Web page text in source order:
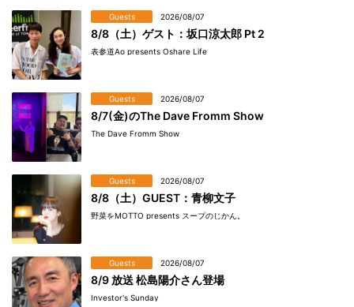
Guests 2026/08/07
8/8（土）ゲスト：坂口涼太郎 Pt 2
表参道Ao presents Oshare Life
Guests 2026/08/07
8/7(金)のThe Dave Fromm Show
The Dave Fromm Show
Guests 2026/08/07
8/8（土）GUEST：青柳文子
野菜をMOTTO presents スープのじかん。
Guests 2026/08/07
8/9 放送 松島陽介さん登場
Investor's Sunday